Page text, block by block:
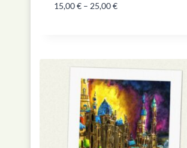
15,00€ – 25,00€